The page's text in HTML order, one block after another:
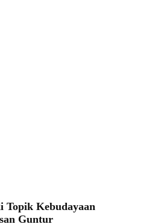
Topik Kebudayaan
Guntur